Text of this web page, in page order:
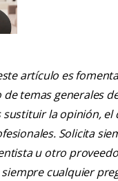
artículo es
temas generales
la opinión, el
Solicita
u otro
siempre cualquier